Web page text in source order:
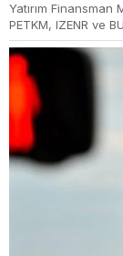
Yatırım
PETKM, IZENR ve